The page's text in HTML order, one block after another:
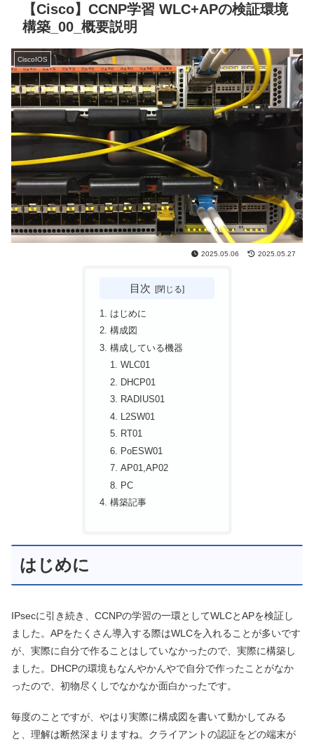
【Cisco】CCNP学習 WLC+APの検証環境
構築_00_概要説明
CiscoIOS
2025.05.06 2025.05.27
目次
はじめに
構成図
構成している機器
WLC01
DHCP01
RADIUS01
L2SW01
RT01
PoESW01
AP01,AP02
PC
構築記事
はじめに
IPsecに引き続き、CCNPの学習の一環としてWLCとAPを検証し
ました。APをたくさん導入する際はWLCを入れることが多いです
が、実際に自分で作ることはしていなかったので、実際に構築し
ました。DHCPの環境もなんやかんやで自分で作ったことがなか
ったので、初物尽くしでなかなか面白かったです。
毎度のことですが、やはり実際に構成図を書いて動かしてみる
と、理解は断然深まりますね。クライアントの認証をどの端末が